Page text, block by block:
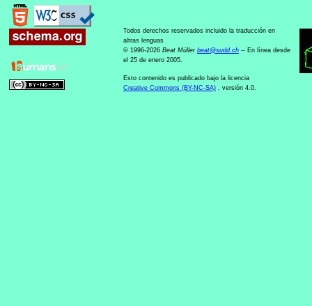
Todos derechos reservados incluido la traducción en
altras lenguas
© 1996-2026 Beat Müller beat@sudd.ch -- En línea desde
el 25 de enero 2005.
Esto contenido es publicado bajo la licencia
Creative Commons (BY-NC-SA) , versión 4.0.